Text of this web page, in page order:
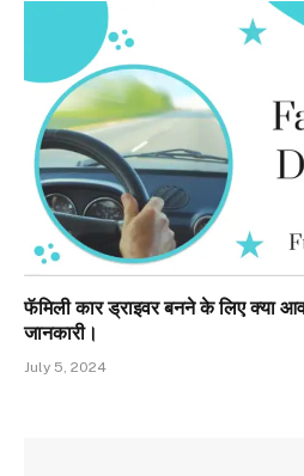
फॅमिली कार ड्राइवर बनने के लिए क्या
जानकारी।
July 5, 2024